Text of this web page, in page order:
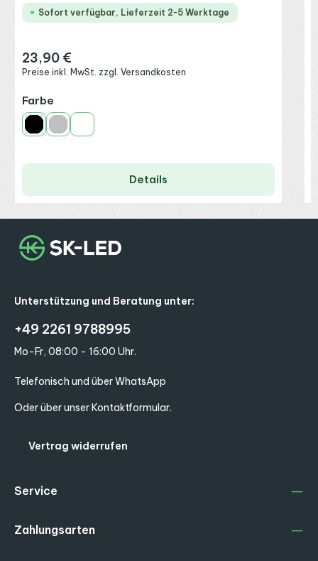
Sofort verfügbar, Lieferzeit 2-5 Werktage
Regulärer Preis:
23,90 €
Preise inkl. MwSt. zzgl. Versandkosten
Farbe
Schwarz
Silber Weiß
Details
Unterstützung und Beratung unter:
+49 2261 9788995
Mo-Fr, 08:00 - 16:00 Uhr.
Telefonisch und über WhatsApp
Oder über unserKontaktformular.
Vertrag widerrufen
Service
Zahlungsarten